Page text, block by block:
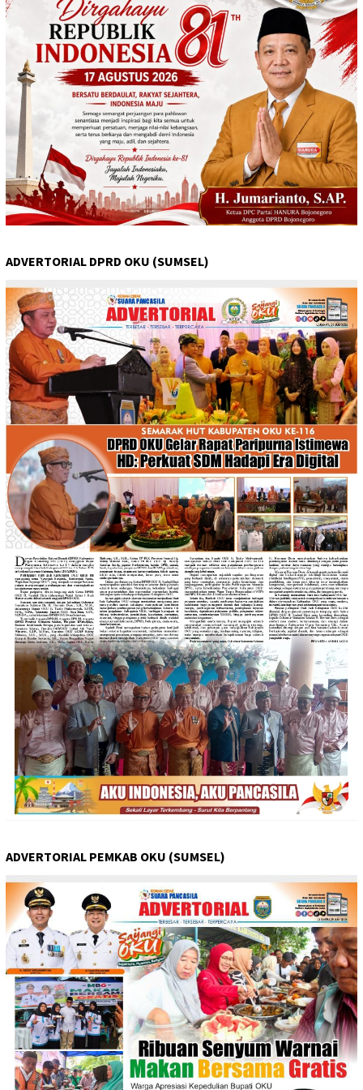
ADVERTORIAL DPRD OKU (SUMSEL)
ADVERTORIAL PEMKAB OKU (SUMSEL)